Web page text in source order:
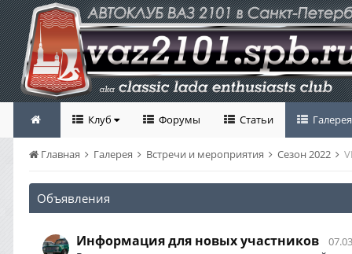
Клуб Форумы Статьи Галерея
Главная Галерея Встречи и мероприятия Сезон 2022
Объявления
Информация для новых участников